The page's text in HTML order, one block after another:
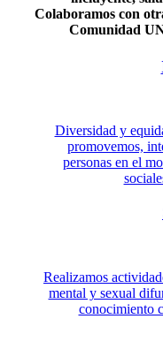
Colaboramos con
Comunidad
Diversidad y
promovemos,
personas en el
Realizamos
mental y sexual
conocimiento